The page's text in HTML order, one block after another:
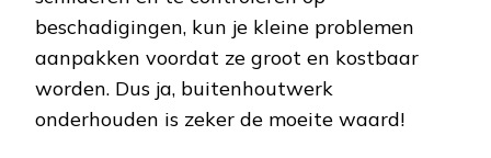
beschadigingen, kun je kleine problemen
aanpakken voordat ze groot en kostbaar
worden. Dus ja, buitenhoutwerk
onderhouden is zeker de moeite waard!